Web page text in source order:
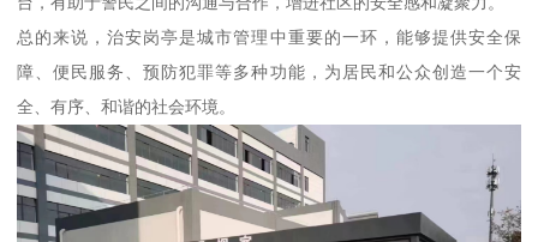
总的来说，治安岗亭是城市管理中重要的一环，能够提供安全保
障、便民服务、预防犯罪等多种功能，为居民和公众创造一个安
全、有序、和谐的社会环境。